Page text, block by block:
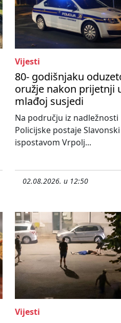
Vijesti
80- godišnjaku
oružje nakon prijetnji
mlađoj susjedi
Na području iz nadležnosti
Policijske postaje
ispostavom Vrpolj...
02.08.2026. u 12:50
Vijesti